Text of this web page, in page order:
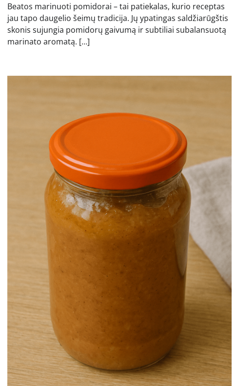
Beatos marinuoti pomidorai – tai patiekalas, kurio receptas
jau tapo daugelio šeimų tradicija. Jų ypatingas saldžiarūgštis
skonis sujungia pomidorų gaivumą ir subtiliai subalansuotą
marinato aromatą. […]